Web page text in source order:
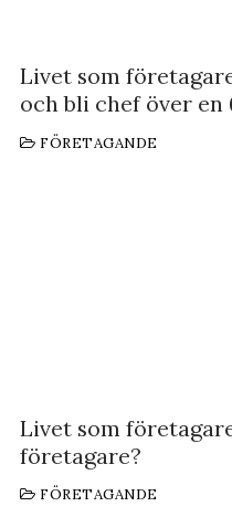
Livet som
och bli chef över en
FÖRETAGANDE
Livet som
företagare?
FÖRETAGANDE